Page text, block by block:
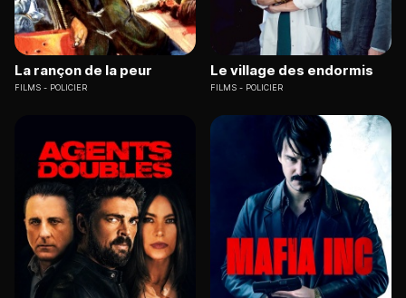
La rançon de la peur
FILMS POLICIER
Le village des endormis
FILMS POLICIER